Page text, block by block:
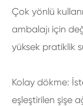
Çok yönlü
ambalajı için
yüksek pratiklik
Kolay dökme:
eşleştirilen şişe